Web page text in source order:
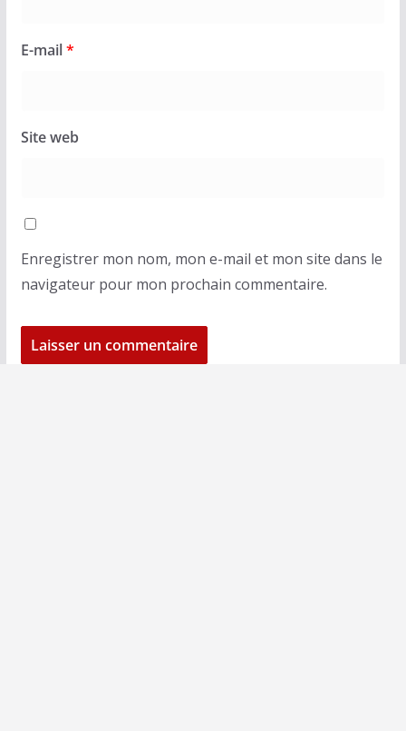
E-mail*
Site web
Enregistrer mon nom, mon e-mail et mon site dans le
navigateur pour mon prochain commentaire.